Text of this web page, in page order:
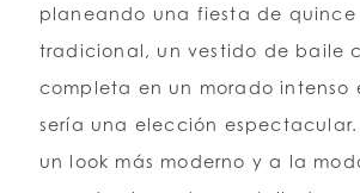
planeando una fiesta de quince
tradicional, un vestido de baile
completa en un morado intenso
sería una elección espectacular.
un look más moderno y a la